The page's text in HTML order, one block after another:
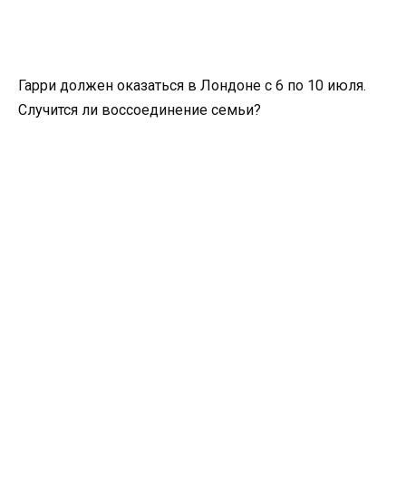
Гарри должен оказаться в Лондоне с 6 по 10 июля.
Случится ли воссоединение семьи?